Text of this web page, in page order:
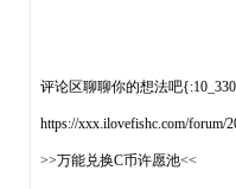
评论区聊聊你的想法吧
https://xxx.ilovefishc.com/forum/
>>万能兑换C币许愿池<<